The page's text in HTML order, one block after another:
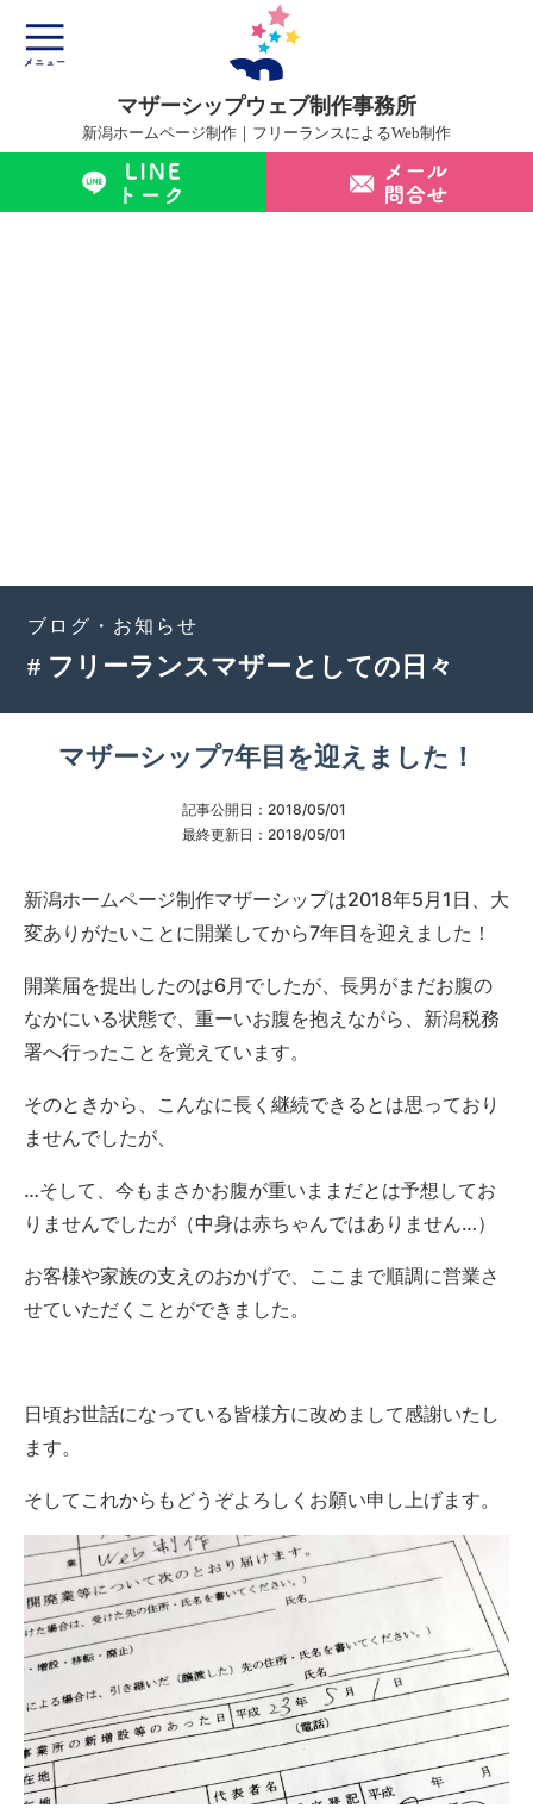
マザーシップウェブ制作事務所
新潟ホームページ制作｜フリーランスによるWeb制作
マザーシップについて
ホームページ制作サービス
ブログ・お知らせ
# フリーランスマザーとしての日々
マザーシップ7年目を迎えました！
記事公開日： 2018/05/01
最終更新日： 2018/05/01
新潟ホームページ制作マザーシップは2018年5月1日、大
変ありがたいことに開業してから7年目を迎えました！
開業届を提出したのは6月でしたが、長男がまだお腹の
なかにいる状態で、重ーいお腹を抱えながら、新潟税務
署へ行ったことを覚えています。
そのときから、こんなに長く継続できるとは思っており
ませんでしたが、
…そして、今もまさかお腹が重いままだとは予想してお
りませんでしたが（中身は赤ちゃんではありません…）
お客様や家族の支えのおかげで、ここまで順調に営業さ
せていただくことができました。
日頃お世話になっている皆様方に改めまして感謝いたし
ます。
そしてこれからもどうぞよろしくお願い申し上げます。